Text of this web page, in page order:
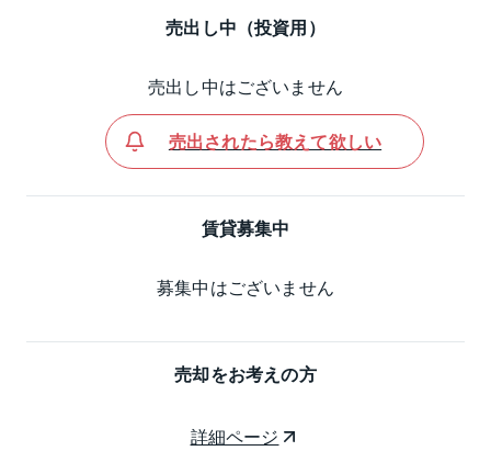
売出し中（投資用）
売出し中はございません
売出されたら教えて欲しい
賃貸募集中
募集中はございません
売却をお考えの方
詳細ページ